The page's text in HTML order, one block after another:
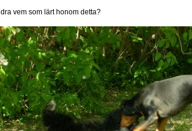
vem som lärt honom detta?